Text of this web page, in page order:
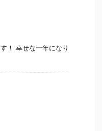
！ 幸せな一年になり